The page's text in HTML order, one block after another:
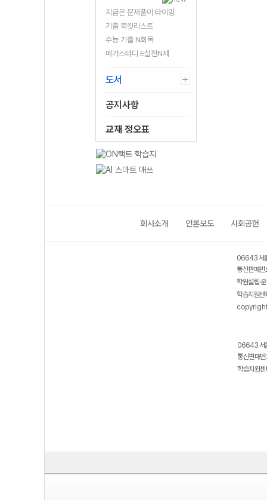
지금은 문제풀이 타이밍
기출 북킷리스트
수능 기출 N회독
메가스터디 E실전N제
도서
공지사항
교재 정오표
회사소개 언론보도 사회공헌
06643 서
통신판매
학원설립·
학습지원
06643 서
통신판매
학습지원